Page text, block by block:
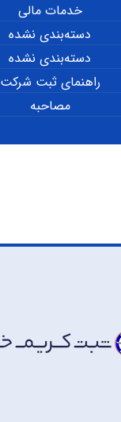
خدمات مالی
دسته‌بندی نشده
دسته‌بندی نشده
راهنمای ثبت شرکت
مصاحبه